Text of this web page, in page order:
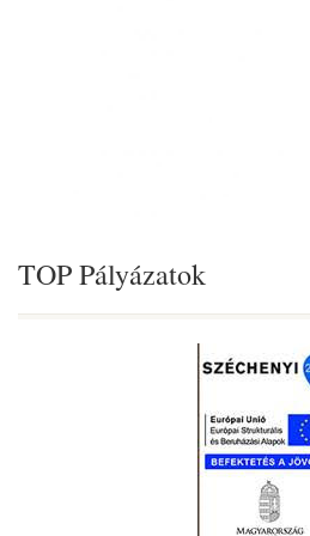
TOP Pályázatok